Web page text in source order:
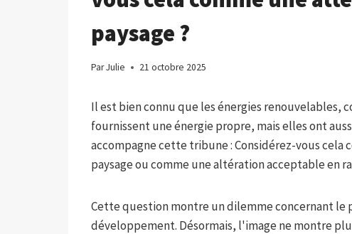
paysage ?
ParJulie 21 octobre 2025
Il est bien connu que les énergies renouvelables,
fournissent une énergie propre, mais elles ont
accompagne cette tribune : Considérez-vous cela
paysage ou comme une altération acceptable en
Cette question montre un dilemme concernant le
développement. Désormais, l'image ne montre